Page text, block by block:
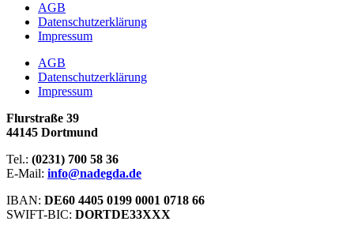
АGB
Datenschutzerklärung
Impressum
АGB
Datenschutzerklärung
Impressum
Flurstraße 39
44145 Dortmund
Tel.: (0231) 700 58 36
E-Mail: info@nadegda.de
IBAN: DE60 4405 0199 0001 0718 66
SWIFT-BIC: DORTDE33XXX